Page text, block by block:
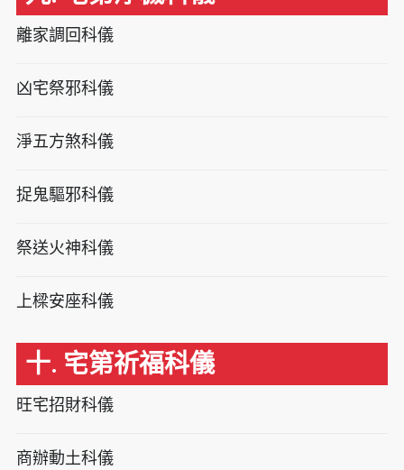
離家調回科儀
凶宅祭邪科儀
淨五方煞科儀
捉鬼驅邪科儀
祭送火神科儀
上樑安座科儀
十. 宅第祈福科儀
旺宅招財科儀
商辦動土科儀